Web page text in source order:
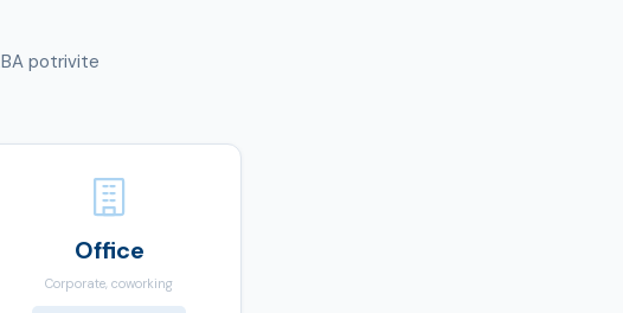
potrivite
Office
Corporate, coworking